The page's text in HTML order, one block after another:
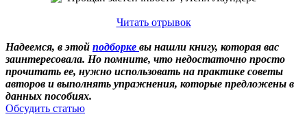
Читать отрывок
Надеемся, в этой подборке вы нашли книгу, которая вас
заинтересовала. Но помните, что недостаточно просто
прочитать ее, нужно использовать на практике советы
авторов и выполнять упражнения, которые предложены в
данных пособиях.
Обсудить статью